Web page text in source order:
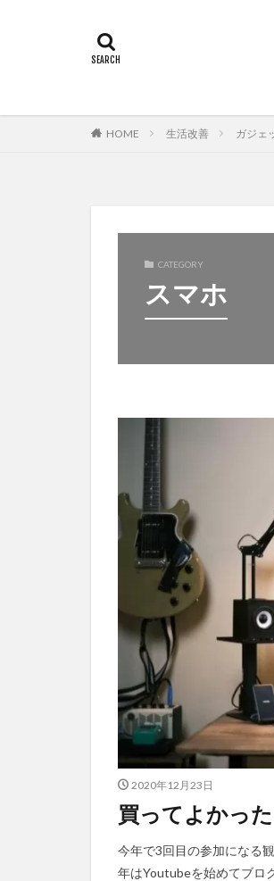
HOME 生活改善 ガジェ
CATEGORY
スマホ
2020年12月23日
買ってよかっ
今年で3回目の参加になる
年はYoutubeを始めてブロ